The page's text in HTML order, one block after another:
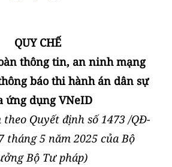
QUY CHẾ
thông tin, an ninh mạng
báo thi hành án dân sự
ứng dụng VNeID
theo Quyết định số1473/QĐ-
tháng5năm 2025 của Bộ
Bộ Tư pháp)